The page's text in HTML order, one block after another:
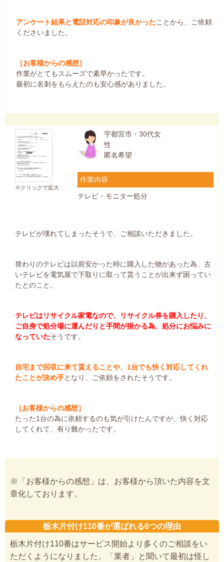
アンケート結果と電話対応の印象が良かったことから、ご依頼
くださいました。
［お客様からの感想］
作業がとてもスムーズで素早かったです。
最初に名刺をもらえたのも安心感がありました。
※クリックで拡大
宇都宮市・30代女
性
匿名希望
作業内容
テレビ・モニター処分
テレビが壊れてしまったそうで、ご相談いただきました。
替わりのテレビは以前安かった時に購入した物があった為、古
いテレビを電気屋で下取りに取って貰うことが出来ず困ってい
たとのこと。
テレビはリサイクル家電なので、リサイクル券を購入したり、
ご自身で処分場に運んだりと手間が掛かる為、処分にお悩みに
なっていたそうです。
自宅まで回収に来て貰えることや、1台でも快く対応してくれ
たことが決め手となり、ご依頼をされたそうです。
［お客様からの感想］
たった1台の為に依頼するのも気が引けたんですが、快く対応
してくれて、有り難かったです。
※「お客様からの感想」は、お客様から頂いた内容を文
章化しております。
栃木片付け110番が選ばれる6つの理由
栃木片付け110番はサービス開始より多くのご相談をい
ただくようになりました。「業者」と聞いて最初は怪し